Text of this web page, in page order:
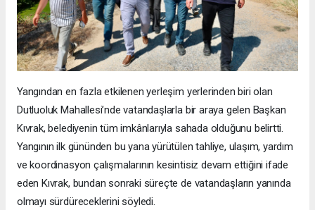
Yangından en fazla etkilenen yerleşim yerlerinden biri olan
Dutluoluk Mahallesi’nde vatandaşlarla bir araya gelen Başkan
Kıvrak, belediyenin tüm imkânlarıyla sahada olduğunu belirtti.
Yangının ilk gününden bu yana yürütülen tahliye, ulaşım, yardım
ve koordinasyon çalışmalarının kesintisiz devam ettiğini ifade
eden Kıvrak, bundan sonraki süreçte de vatandaşların yanında
olmayı sürdüreceklerini söyledi.